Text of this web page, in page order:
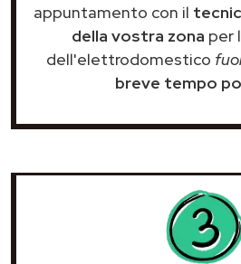
appuntamento con il
della vostra zona per
dell'elettrodomestico
breve tempo